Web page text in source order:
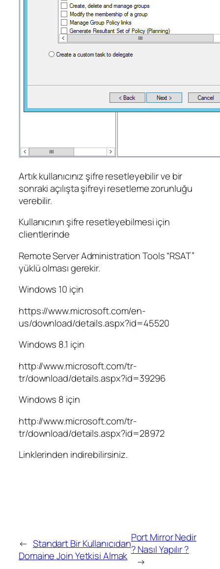
Artık kullanıcınız şifre resetleyebilir ve bir
sonraki açılışta şifreyi resetleme zorunluğu
verebilir.
Kullanıcının şifre resetleyebilmesi için
clientlerinde
Remote Server Administration Tools “RSAT”
yüklü olması gerekir.
Windows 10 için
https://www.microsoft.com/en-
us/download/details.aspx?id=45520
Windows 8.1 için
http://www.microsoft.com/tr-
tr/download/details.aspx?id=39296
Windows 8 için
http://www.microsoft.com/tr-
tr/download/details.aspx?id=28972
Linklerinden indirebilirsiniz.
← Standart Bir Kullanıcıdan
Domaine Join Yetkisi Almak
Port Mirror Nedir
? Nasıl Yapılır ?
→